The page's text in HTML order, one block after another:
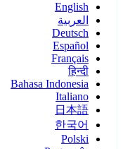
English
العربية
Deutsch
Español
Français
हिन्दी
Bahasa Indonesia
Italiano
日本語
한국어
Polski